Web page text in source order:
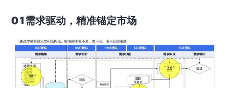
01需求驱动，精准锚定市场